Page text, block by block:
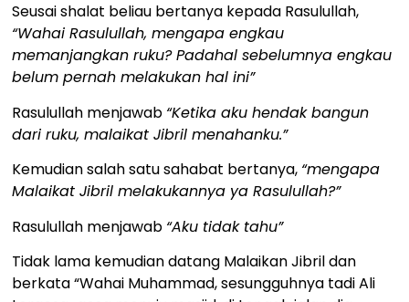
Seusai shalat beliau bertanya kepada Rasulullah,
“Wahai Rasulullah, mengapa engkau
memanjangkan ruku? Padahal sebelumnya engkau
belum pernah melakukan hal ini”
Rasulullah menjawab “Ketika aku hendak bangun
dari ruku, malaikat Jibril menahanku.”
Kemudian salah satu sahabat bertanya, “mengapa
Malaikat Jibril melakukannya ya Rasulullah?”
Rasulullah menjawab “Aku tidak tahu”
Tidak lama kemudian datang Malaikan Jibril dan
berkata “Wahai Muhammad, sesungguhnya tadi Ali